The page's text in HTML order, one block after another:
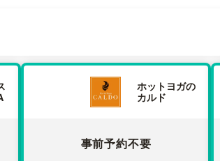
ホットヨガの
カルド
事前予約不要